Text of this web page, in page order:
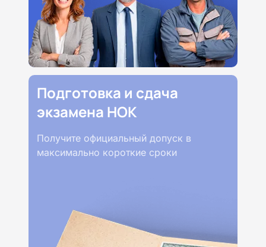
Подготовка и сдача
экзамена НОК
Получите официальный допуск в
максимально короткие сроки